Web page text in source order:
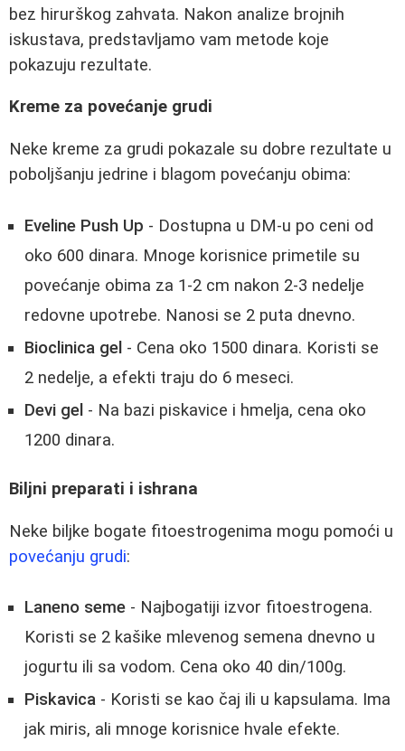
bez hirurškog zahvata. Nakon analize brojnih
iskustava, predstavljamo vam metode koje
pokazuju rezultate.
Kreme za povećanje grudi
Neke kreme za grudi pokazale su dobre rezultate u
poboljšanju jedrine i blagom povećanju obima:
Eveline Push Up - Dostupna u DM-u po ceni od
oko 600 dinara. Mnoge korisnice primetile su
povećanje obima za 1-2 cm nakon 2-3 nedelje
redovne upotrebe. Nanosi se 2 puta dnevno.
Bioclinica gel - Cena oko 1500 dinara. Koristi se
2 nedelje, a efekti traju do 6 meseci.
Devi gel - Na bazi piskavice i hmelja, cena oko
1200 dinara.
Biljni preparati i ishrana
Neke biljke bogate fitoestrogenima mogu pomoći u
povećanju grudi:
Laneno seme - Najbogatiji izvor fitoestrogena.
Koristi se 2 kašike mlevenog semena dnevno u
jogurtu ili sa vodom. Cena oko 40 din/100g.
Piskavica - Koristi se kao čaj ili u kapsulama. Ima
jak miris, ali mnoge korisnice hvale efekte.